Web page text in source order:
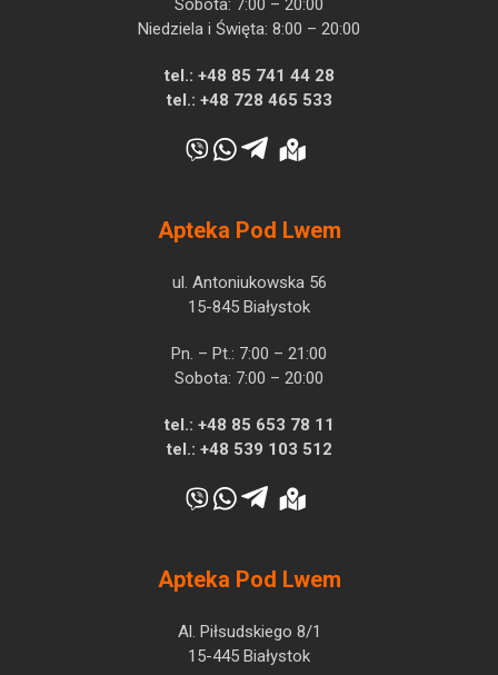
Sobota: 7:00 – 20:00
Niedziela i Święta: 8:00 – 20:00
tel.: +48 85 741 44 28
tel.: +48 728 465 533
Apteka Pod Lwem
ul. Antoniukowska 56
15-845 Białystok
Pn. – Pt.: 7:00 – 21:00
Sobota: 7:00 – 20:00
tel.: +48 85 653 78 11
tel.: +48 539 103 512
Apteka Pod Lwem
Al. Piłsudskiego 8/1
15-445 Białystok